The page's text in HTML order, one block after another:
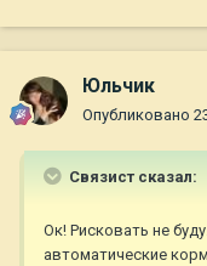
Юльчик
Опубликовано
Связист сказал:
Ок! Рисковать не
автоматические